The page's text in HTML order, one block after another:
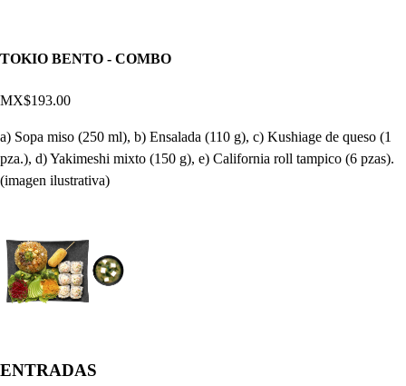
TOKIO BENTO - COMBO
MX$193.00
a) Sopa miso (250 ml), b) Ensalada (110 g), c) Kushiage de queso (1
pza.), d) Yakimeshi mixto (150 g), e) California roll tampico (6 pzas).
(imagen ilustrativa)
ENTRADAS